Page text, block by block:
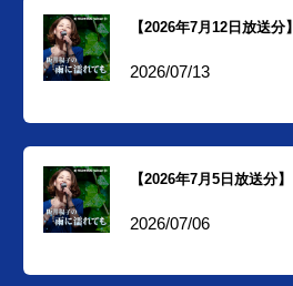
【2026年7月12日放送分】
2026/07/13
【2026年7月5日放送分】
2026/07/06